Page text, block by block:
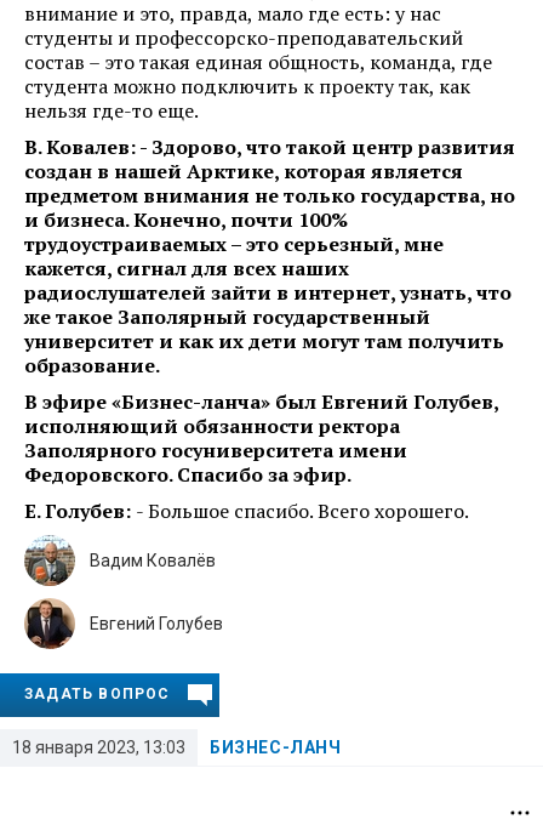
внимание и это, правда, мало где есть: у нас
студенты и профессорско-преподавательский
состав – это такая единая общность, команда, где
студента можно подключить к проекту так, как
нельзя где-то еще.
В. Ковалев: - Здорово, что такой центр развития
создан в нашей Арктике, которая является
предметом внимания не только государства, но
и бизнеса. Конечно, почти 100%
трудоустраиваемых – это серьезный, мне
кажется, сигнал для всех наших
радиослушателей зайти в интернет, узнать, что
же такое Заполярный государственный
университет и как их дети могут там получить
образование.
В эфире «Бизнес-ланча» был Евгений Голубев,
исполняющий обязанности ректора
Заполярного госуниверситета имени
Федоровского. Спасибо за эфир.
Е. Голубев: - Большое спасибо. Всего хорошего.
18 января 2023, 13:03 БИЗНЕС-ЛАНЧ
Вадим Ковалёв
Евгений Голубев
ЗАДАТЬ ВОПРОС